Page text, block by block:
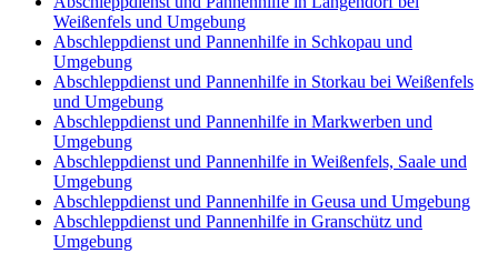
Weißenfels und Umgebung
Abschleppdienst und Pannenhilfe in Schkopau und
Umgebung
Abschleppdienst und Pannenhilfe in Storkau bei Weißenfels
und Umgebung
Abschleppdienst und Pannenhilfe in Markwerben und
Umgebung
Abschleppdienst und Pannenhilfe in Weißenfels, Saale und
Umgebung
Abschleppdienst und Pannenhilfe in Geusa und Umgebung
Abschleppdienst und Pannenhilfe in Granschütz und
Umgebung